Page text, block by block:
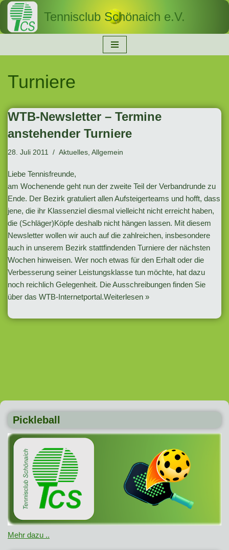
Zum
Tennisclub Schönaich e.V.
Turniere
WTB-Newsletter – Termine
anstehender Turniere
28. Juli 2011 Aktuelles, Allgemein
Liebe Tennisfreunde,
am Wochenende geht nun der zweite Teil der Verbandrunde zu
Ende. Der Bezirk gratuliert allen Aufsteigerteams und hofft, dass
jene, die ihr Klassenziel diesmal vielleicht nicht erreicht haben,
die (Schläger)Köpfe deshalb nicht hängen lassen. Mit diesem
Newsletter wollen wir auch auf die zahlreichen, insbesondere
auch in unserem Bezirk stattfindenden Turniere der nächsten
Wochen hinweisen. Wer noch etwas für den Erhalt oder die
Verbesserung seiner Leistungsklasse tun möchte, hat dazu
noch reichlich Gelegenheit. Die Ausschreibungen finden Sie
über das WTB-Internetportal.Weiterlesen »
Pickleball
Mehr dazu ..